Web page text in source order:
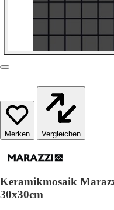
Vergleichen
Keramikmosaik
30x30cm